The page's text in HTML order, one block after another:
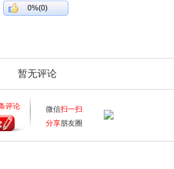
0%(0)
暂无评论
评论 微信扫一扫
分享朋友圈